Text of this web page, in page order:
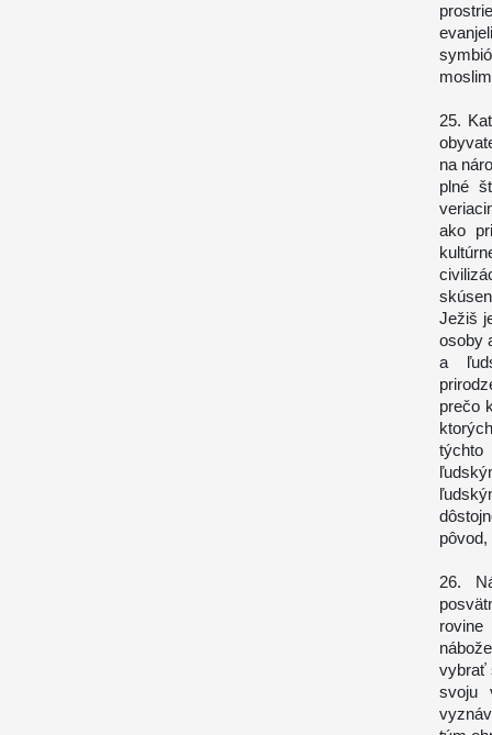
25.
na
plné
ako
Ježiš
osoby
a
prečo
týchto
26.
vybrať
svoju